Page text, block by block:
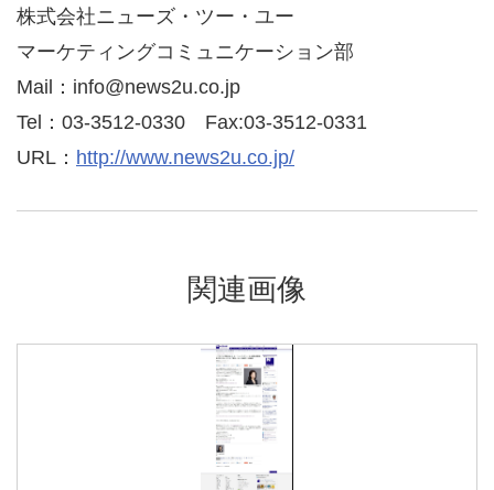
株式会社ニューズ・ツー・ユー
マーケティングコミュニケーション部
Mail：info@news2u.co.jp
Tel：03-3512-0330 Fax:03-3512-0331
URL： http://www.news2u.co.jp/
関連画像